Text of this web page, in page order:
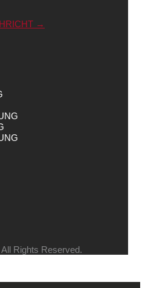
→
Rights Reserved.